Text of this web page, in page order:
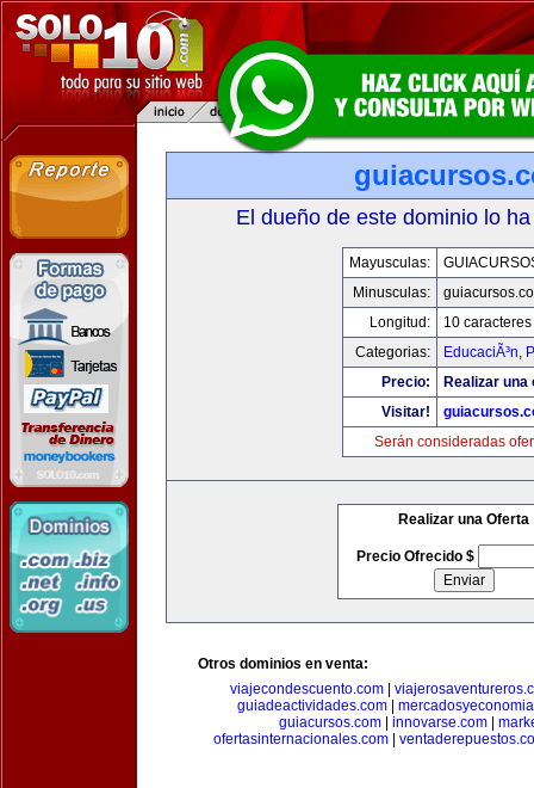
El dueño de este dominio lo
Mayusculas:
Minusculas:
Longitud:
10 caracteres
Categorias:
EducaciÃ³n,
Precio:
Realizar una
Visitar!
Serán consideradas
Realizar una Oferta
Precio Ofrecido $
Otros dominios en venta:
viajecondescuento.com
guiadeactividades.com|
guiacursos.com| innovarse.com|
ofertasinternacionales.com|